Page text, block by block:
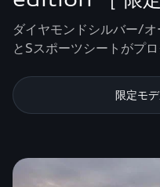
ダイヤモンドシルバー/
とSスポーツシートがプ
限定モ